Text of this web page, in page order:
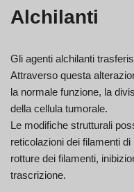
Alchilanti
Gli agenti alchilanti
Attraverso questa
la normale funzione, la
della cellula tumorale.
Le modifiche strutturali
reticolazioni dei filamenti
rotture dei filamenti,
trascrizione.